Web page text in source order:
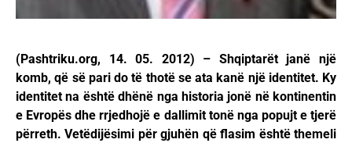
(Pashtriku.org, 14. 05. 2012) – Shqiptarët janë një
komb, që së pari do të thotë se ata kanë një identitet. Ky
identitet na është dhënë nga historia jonë në kontinentin
e Evropës dhe rrjedhojë e dallimit tonë nga popujt e tjerë
përreth. Vetëdijësimi për gjuhën që flasim është themeli